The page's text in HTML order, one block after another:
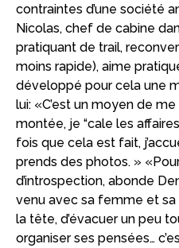
contraintes d’une société
Nicolas, chef de cabine
pratiquant de trail,
moins rapide), aime
développé pour cela une
lui: «C’est un moyen de
montée, je “cale les
fois que cela est fait,
prends des photos. »
d’introspection, abonde
venu avec sa femme et
la tête, d’évacuer un peu
organiser ses pensées…